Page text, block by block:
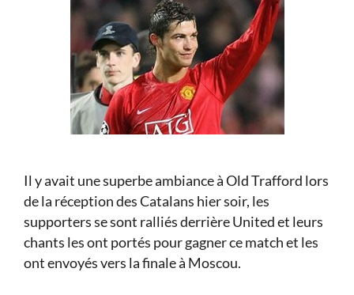
Il y avait une superbe ambiance à Old Trafford lors
de la réception des Catalans hier soir, les
supporters se sont ralliés derrière United et leurs
chants les ont portés pour gagner ce match et les
ont envoyés vers la finale à Moscou.